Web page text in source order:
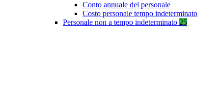
Conto annuale del personale
Costo personale tempo indeterminato
Personale non a tempo indeterminato 25